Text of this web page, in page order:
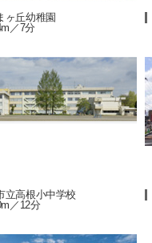
ヶ丘幼稚園
／7分
立高根小中学校
／12分